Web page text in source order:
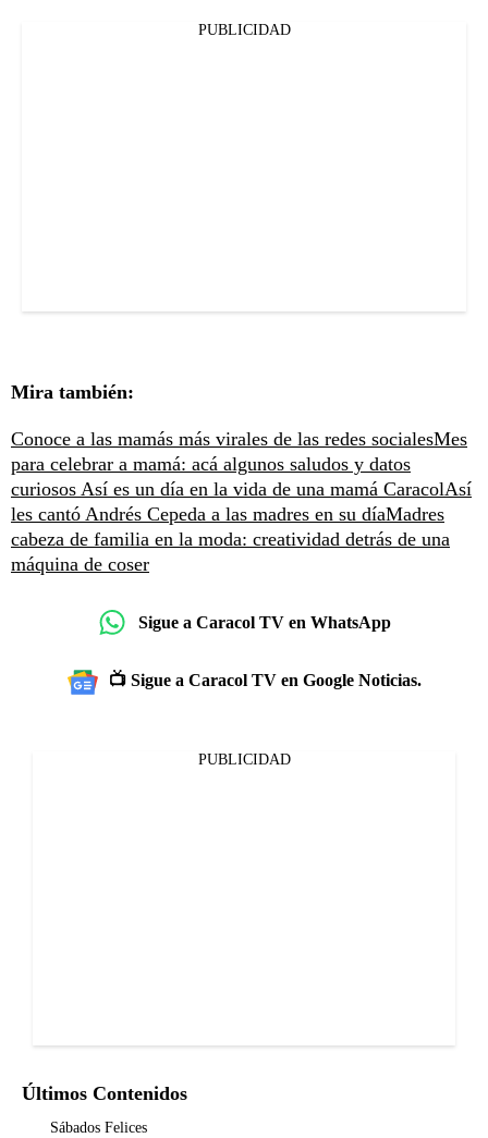
PUBLICIDAD
Mira también:
Conoce a las mamás más virales de las redes socialesMes
para celebrar a mamá: acá algunos saludos y datos
curiosos Así es un día en la vida de una mamá CaracolAsí
les cantó Andrés Cepeda a las madres en su díaMadres
cabeza de familia en la moda: creatividad detrás de una
máquina de coser
Sigue a Caracol TV en WhatsApp
📺 Sigue a Caracol TV en Google Noticias.
PUBLICIDAD
Últimos Contenidos
Sábados Felices